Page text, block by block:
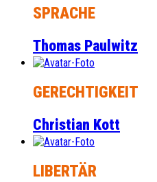
SPRACHE
Thomas Paulwitz
GERECHTIGKEIT
Christian Kott
LIBERTÄR